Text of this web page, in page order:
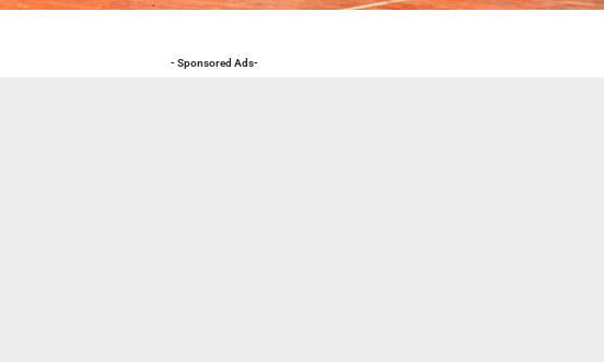
- Sponsored Ads-